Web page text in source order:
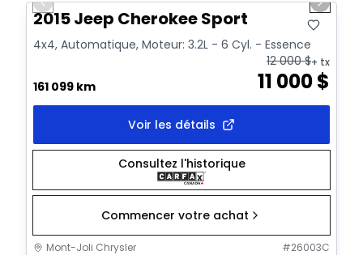
Previous slide Next
2015 Jeep Cherokee Sport
4x4, Automatique, Moteur: 3.2L - 6 Cyl. - Essence
161 099 km 11 000$
12 000$+ tx
Voir les détails
Consultez l'historique
Commencer votre achat
Mont-Joli Chrysler #26003C